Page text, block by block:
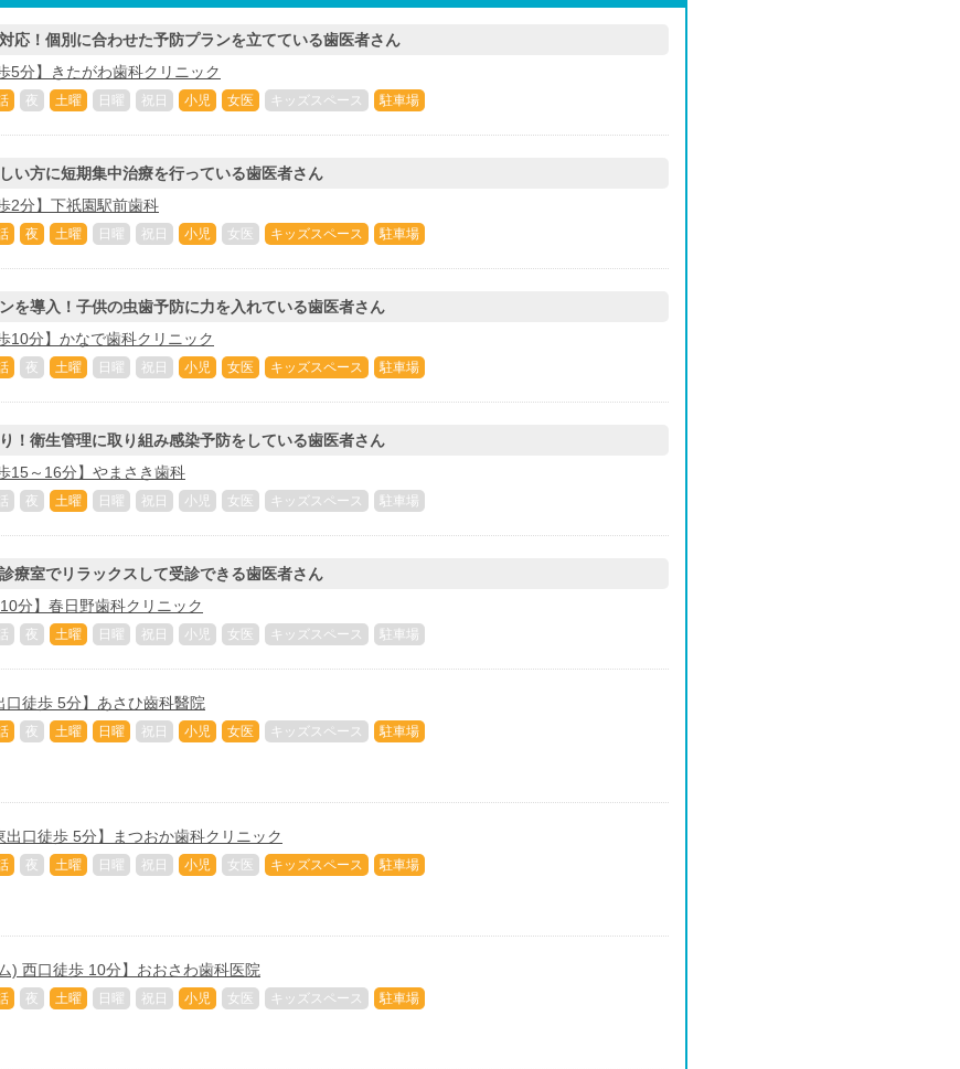
応！個別に合わせた予防プランを立てている歯医者さん
5分】きたがわ歯科クリニック
夜 土曜 日曜 祝日 小児 女医 キッズスペース 駐車場
い方に短期集中治療を行っている歯医者さん
2分】下祇園駅前歯科
夜 土曜 日曜 祝日 小児 女医 キッズスペース 駐車場
を導入！子供の虫歯予防に力を入れている歯医者さん
10分】かなで歯科クリニック
夜 土曜 日曜 祝日 小児 女医 キッズスペース 駐車場
！衛生管理に取り組み感染予防をしている歯医者さん
15～16分】やまさき歯科
夜 土曜 日曜 祝日 小児 女医 キッズスペース 駐車場
療室でリラックスして受診できる歯医者さん
分】春日野歯科クリニック
夜 土曜 日曜 祝日 小児 女医 キッズスペース 駐車場
口徒歩 5分】あさひ齒科醫院
夜 土曜 日曜 祝日 小児 女医 キッズスペース 駐車場
出口徒歩 5分】まつおか歯科クリニック
夜 土曜 日曜 祝日 小児 女医 キッズスペース 駐車場
) 西口徒歩 10分】おおさわ歯科医院
夜 土曜 日曜 祝日 小児 女医 キッズスペース 駐車場